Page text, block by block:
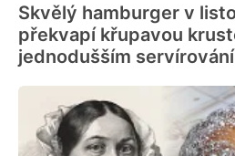
Skvělý hamburger v
překvapí křupavou
jednodušším